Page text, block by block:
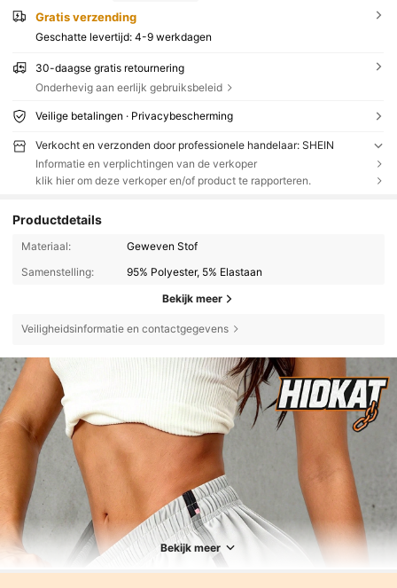
Gratis verzending
Geschatte levertijd: 4-9 werkdagen
30-daagse gratis retournering
Onderhevig aan eerlijk gebruiksbeleid
Veilige betalingen · Privacybescherming
Verkocht en verzonden door professionele handelaar: SHEIN
Informatie en verplichtingen van de verkoper
klik hier om deze verkoper en/of product te rapporteren.
Productdetails
Materiaal:
Geweven Stof
Samenstelling:
95% Polyester, 5% Elastaan
Bekijk meer
Veiligheidsinformatie en contactgegevens
Bekijk meer